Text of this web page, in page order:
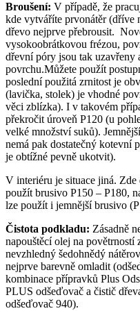
Broušení: V případě, že
kde vytváříte prvonátěr (dříve
dřevo nejprve přebrousit.
vysokoobrátkovou frézou,
dřevní póry jsou tak uzavřeny
povrchu.Můžete použít
poslední použitá zrnitost je
(lavička, stolek) je vhodné
věci zblízka). I v takovém
překročit úroveň P120 (u
velké množství suků).
nemá pak dostatečný kotevní
je obtížné pevně ukotvit).
V interiéru je situace jiná.
použít brusivo P150 – P180,
lze použít i jemnější brusivo
Čistota podkladu: Zásadně
napouštěcí olej na
nevzhledný šedohnědý
nejprve barevně omladit
kombinace přípravků Plus
PLUS odšeďovač a čistič
odšeďovač 940).